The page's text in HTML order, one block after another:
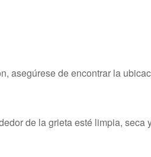
asegúrese de encontrar la
de la grieta esté limpia, seca